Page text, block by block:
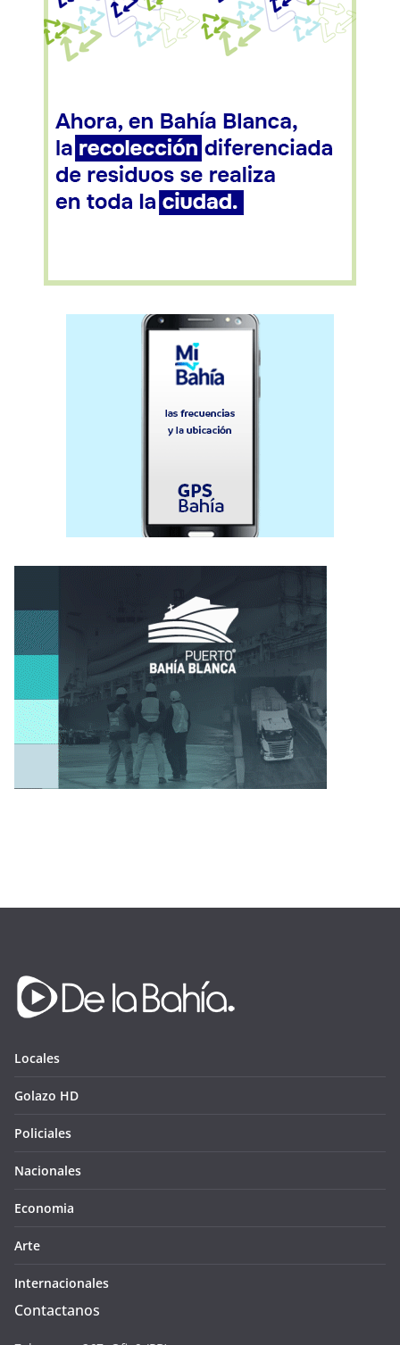
Locales
Golazo HD
Policiales
Nacionales
Economia
Arte
Internacionales
Contactanos